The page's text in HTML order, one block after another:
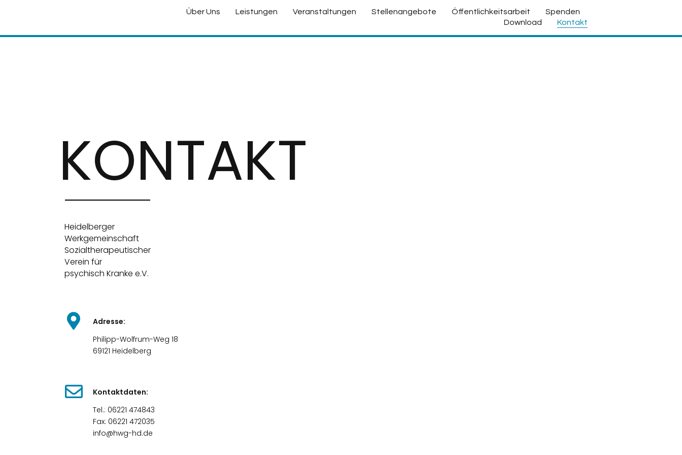
Über Uns Leistungen Veranstaltungen Stellenangebote Öffentlichkeitsarbeit
Spenden
Download
Kontakt
KONTAKT
Heidelberger
Werkgemeinschaft
Sozialtherapeutischer
Verein für
psychisch Kranke e.V.
Adresse:
Philipp-Wolfrum-Weg 18
69121 Heidelberg
Kontaktdaten:
Tel.: 06221 474843
Fax: 06221 472035
info@hwg-hd.de